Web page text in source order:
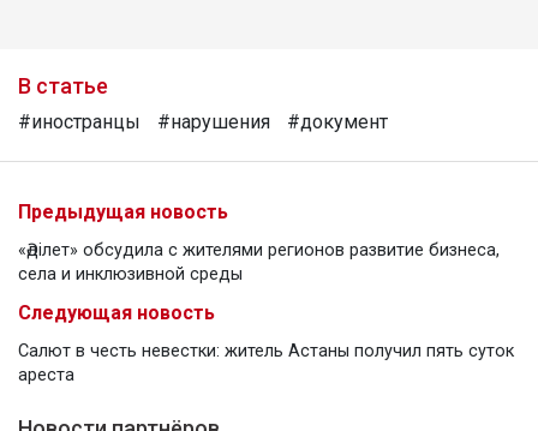
В статье
#иностранцы #нарушения #документ
Предыдущая новость
«Әділет» обсудила с жителями регионов развитие бизнеса,
села и инклюзивной среды
Следующая новость
Салют в честь невестки: житель Астаны получил пять суток
ареста